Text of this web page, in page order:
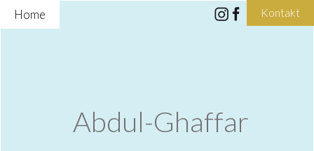
Home Kontakt
Abdul-Ghaffar